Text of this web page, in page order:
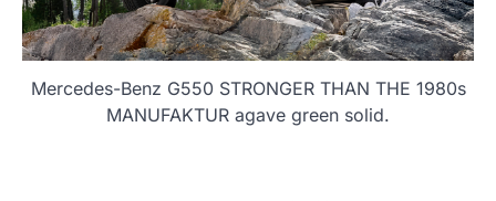
Mercedes-Benz G550 STRONGER THAN THE 1980s
MANUFAKTUR agave green solid.